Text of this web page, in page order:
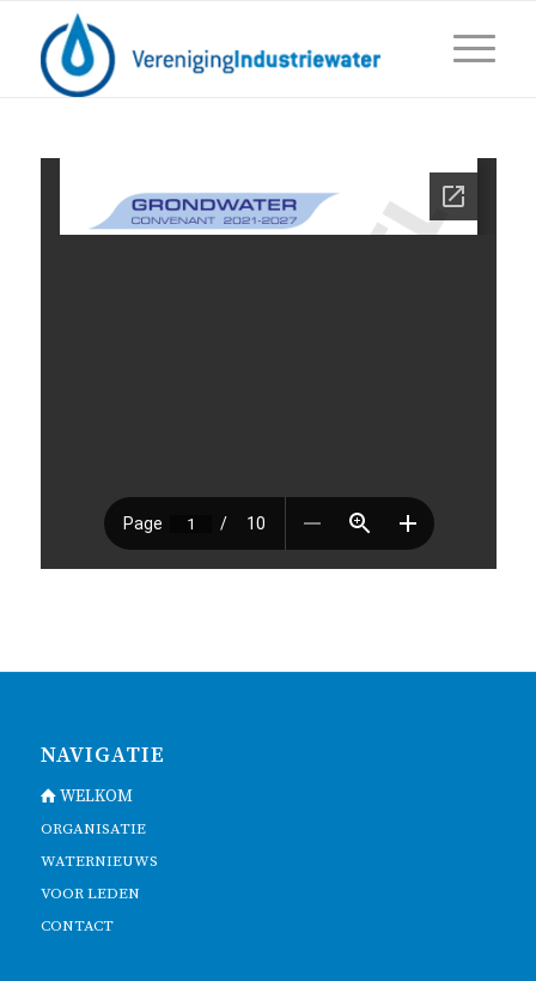
NAVIGATIE
WELKOM
ORGANISATIE
WATERNIEUWS
VOOR LEDEN
CONTACT